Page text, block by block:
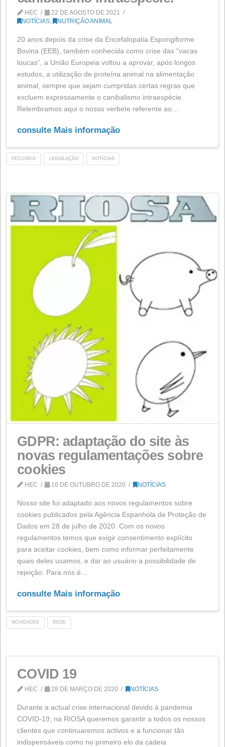
A guerra na Ucrânia dispara
os preços das matérias-
HEC 16 DE MAIO DE 2022 NOTÍCIAS
A invasão russa da Ucrânia e a subsequente guerra
desenvolve entre duas das principais potências
exportadoras de matérias-primas alimentares e
levaram a um aumento dos preços dos alimentos sem
ucraniana, no que era conhecido como "o celeiro da
Europa", praticamente desapareceu,...
consulte Mais informação
A UE mais uma vez
uso de proteína animal para
animais, desta vez
canibalismo intraespécie.
HEC
22 DE AGOSTO DE 2021
NOTÍCIAS, NUTRIÇÃO ANIMAL
20 anos depois da crise da Encefalopatia
Bovina (EEB), também conhecida como crise das
loucas”, a União Europeia voltou a aprovar, após
estudos, a utilização de proteína animal na
animal, sempre que sejam cumpridas certas regras
Relembramos aqui o nosso verbete referente ao…
consulte Mais informação
PECUÁRIA LEGISLAÇÃO NOTÍCIAS